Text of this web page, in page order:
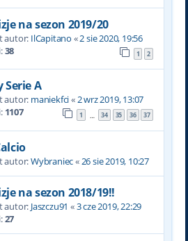
na sezon 2019/20
autor: IlCapitano «2 sie 2020, 19:56
38 1 2
Serie A
autor: maniekfci«2 wrz 2019, 13:07
1107 1 … 34 35 36 37
autor:Wybraniec«26 sie 2019, 10:27
na sezon 2018/19!!
autor: Jaszczu91 «3 cze 2019, 22:29
27